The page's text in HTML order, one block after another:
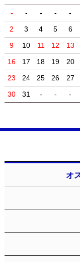
- - - - -
2
3 4 5 6
9
10 11 12 13
16
17 18 19 20
23
24 25 26 27
30
31 - - -
オ